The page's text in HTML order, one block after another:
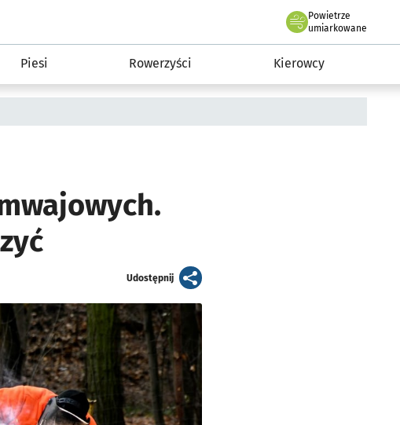
Komunikacja
Powietrze
we Wrocławiu
umiarkowane
Piesi Rowerzyści Kierowcy
Udostępnijartykuł